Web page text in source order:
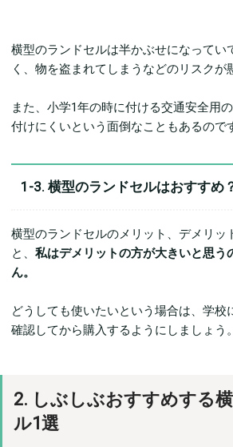
横型のランドセルは半かぶせになってい
く、物を盗まれてしまうなどのリスクが
また、小学1年の時に付ける交通安全用
付けにくいという面倒なこともあるので
1-3. 横型のランドセルはおすすめ
横型のランドセルのメリット、デメリッ
と、 私はデメリットの方が大きいと思う
ん。
どうしても使いたいという場合は、学校
確認してから購入するようにしましょう。
2. しぶしぶおすすめする
ル1選